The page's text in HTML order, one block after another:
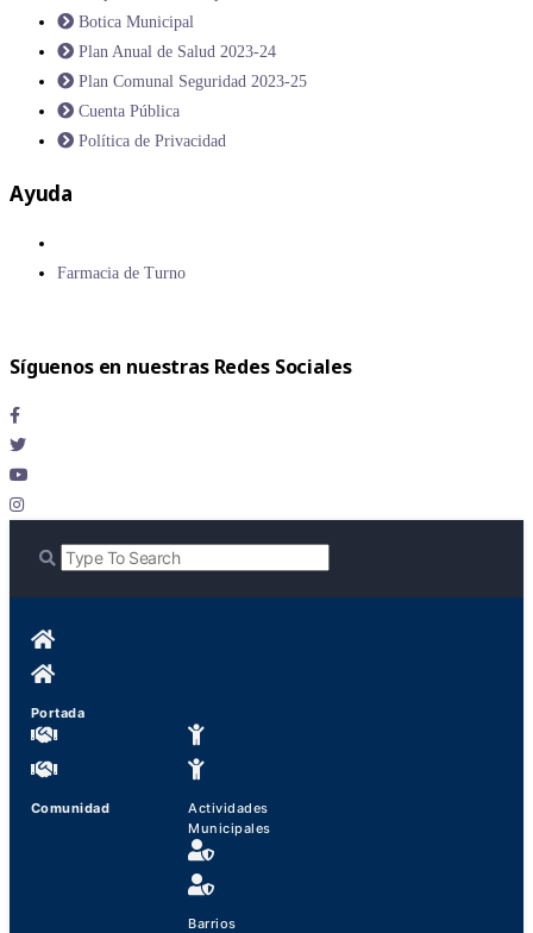
Botica Municipal
Plan Anual de Salud 2023-24
Plan Comunal Seguridad 2023-25
Cuenta Pública
Política de Privacidad
Ayuda
Farmacia de Turno
Síguenos en nuestras Redes Sociales
Portada
Comunidad
Actividades
Municipales
Barrios